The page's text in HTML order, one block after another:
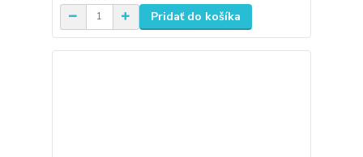
Pridať do košíka